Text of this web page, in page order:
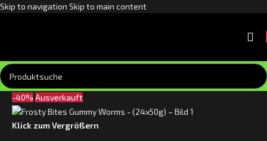
Skip to navigation Skip to main content
-40% Ausverkauft
Klick zum Vergrößern